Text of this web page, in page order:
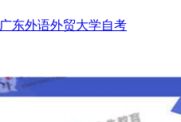
广东外语外贸大学自考